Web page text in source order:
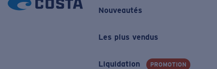
Nouveautés
Les plus vendus
Liquidation PROMOTION